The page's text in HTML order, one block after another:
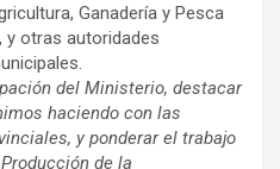
Ganadería y Pesca
, y otras autoridades
del Ministerio, destacar
haciendo con las
y ponderar el trabajo
de la